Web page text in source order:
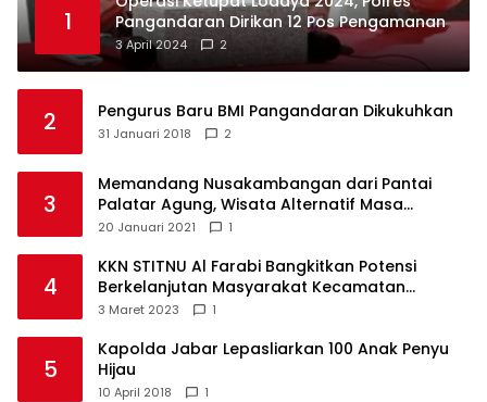
1
Pangandaran Dirikan 12 Pos Pengamanan
3 April 2024 2
2 Pengurus Baru BMI Pangandaran Dikukuhkan
31 Januari 2018 2
3
Memandang Nusakambangan dari Pantai
Palatar Agung, Wisata Alternatif Masa
Pandemi
20 Januari 2021 1
4
KKN STITNU Al Farabi Bangkitkan Potensi
Berkelanjutan Masyarakat Kecamatan
Langkaplancar
3 Maret 2023 1
5
Kapolda Jabar Lepasliarkan 100 Anak Penyu
Hijau
10 April 2018 1